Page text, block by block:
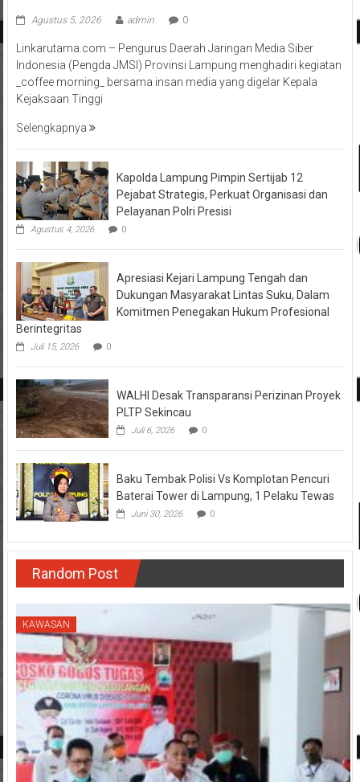
Agustus 5, 2026 admin 0
Linkarutama.com – Pengurus Daerah Jaringan Media Siber
Indonesia (Pengda JMSI) Provinsi Lampung menghadiri kegiatan
_coffee morning_ bersama insan media yang digelar Kepala
Kejaksaan Tinggi
Selengkapnya
Kapolda Lampung Pimpin Sertijab 12
Pejabat Strategis, Perkuat Organisasi dan
Pelayanan Polri Presisi
Agustus 4, 2026 0
Apresiasi Kejari Lampung Tengah dan
Dukungan Masyarakat Lintas Suku, Dalam
Komitmen Penegakan Hukum Profesional
Berintegritas
Juli 15, 2026 0
WALHI Desak Transparansi Perizinan Proyek
PLTP Sekincau
Juli 6, 2026 0
Baku Tembak Polisi Vs Komplotan Pencuri
Baterai Tower di Lampung, 1 Pelaku Tewas
Juni 30, 2026 0
Random Post
KAWASAN